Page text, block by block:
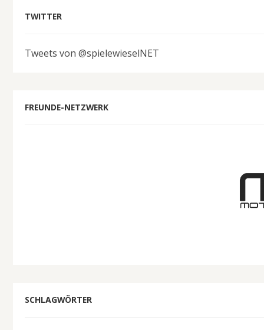
TWITTER
Tweets von @spielewieselNET
FREUNDE-NETZWERK
SCHLAGWÖRTER